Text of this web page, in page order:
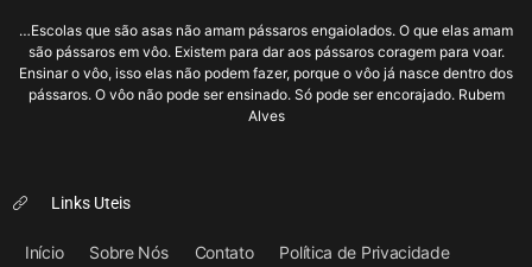
…Escolas que são asas não amam pássaros engaiolados. O que elas amam
são pássaros em vôo. Existem para dar aos pássaros coragem para voar.
Ensinar o vôo, isso elas não podem fazer, porque o vôo já nasce dentro dos
pássaros. O vôo não pode ser ensinado. Só pode ser encorajado. Rubem
Alves
Links Uteis
Início Sobre Nós Contato Política de Privacidade